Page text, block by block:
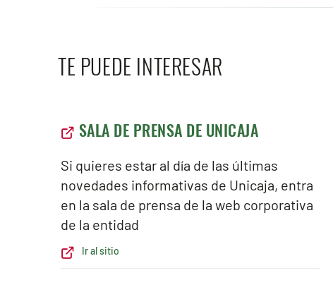
TE PUEDE INTERESAR
SALA DE PRENSA DE UNICAJA
Si quieres estar al día de las últimas
novedades informativas de Unicaja, entra
en la sala de prensa de la web corporativa
de la entidad
Ir al sitio